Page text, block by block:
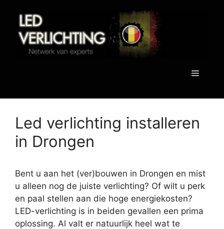
inhoud
Menu
Led verlichting installeren
in Drongen
Bent u aan het (ver)bouwen in Drongen en mist
u alleen nog de juiste verlichting? Of wilt u perk
en paal stellen aan die hoge energiekosten?
LED-verlichting is in beiden gevallen een prima
oplossing. Al valt er natuurlijk heel wat te